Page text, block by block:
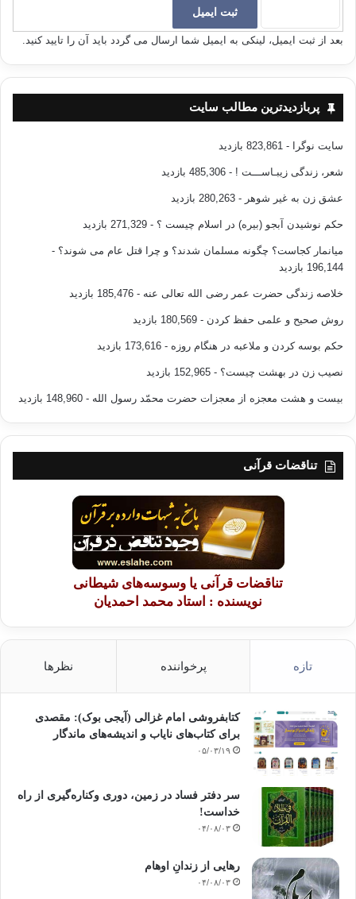
بعد از ثبت ایمیل، لینکی به ایمیل شما ارسال می گردد باید آن را تایید کنید.
پربازدیدترین مطالب سایت
سایت نوگرا - 823,861 بازدید
شعر، زندگی زیبـاســـت ! - 485,306 بازدید
عشق زن به غیر شوهر - 280,263 بازدید
حکم نوشیدن آبجو (بیره) در اسلام چیست ؟ - 271,329 بازدید
میانمار کجاست؟ چگونه مسلمان شدند؟ و چرا قتل عام می شوند؟ -
196,144 بازدید
خلاصه زندگی حضرت عمر رضی الله تعالی عنه - 185,476 بازدید
روش صحیح و علمی حفظ کردن - 180,569 بازدید
حکم بوسه کردن و ملاعبه در هنگام روزه - 173,616 بازدید
نصیب زن در بهشت چیست؟ - 152,965 بازدید
بیست و هشت معجزه از معجزات حضرت محمّد رسول الله - 148,960 بازدید
تناقضات قرآنی
تناقضات قرآنی یا وسوسه‌های شیطانی
نویسنده : استاد محمد احمدیان
تازه پرخواننده نظرها
کتابفروشی امام غزالی (آیجی بوک): مقصدی
برای کتاب‌های نایاب و اندیشه‌های ماندگار
۰۵/۰۳/۱۹
سر دفتر فساد در زمین‌، دوری وکناره‌گیری از راه
خداست‌!
۰۴/۰۸/۰۳
رهایی از زندانِ اوهام
۰۴/۰۸/۰۳